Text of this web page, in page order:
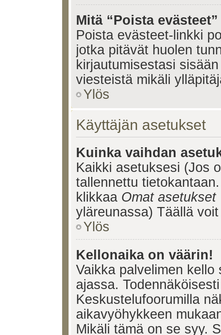
Mitä “Poista
Poista evästeet-linkki
jotka pitävät huolen
kirjautumisestasi
viesteistä mikäli
Ylös
Käyttäjän asetukset
Kuinka vaihdan
Kaikki asetuksesi (Jos
tallennettu
klikkaa Omat asetukset
yläreunassa) Täällä
Ylös
Kellonaika on väärin!
Vaikka palvelimen
ajassa.
Keskustelufoorumilla
aikavyöhykkeen
Mikäli tämä on se syy.